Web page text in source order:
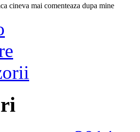
cineva mai comenteaza dupa mine